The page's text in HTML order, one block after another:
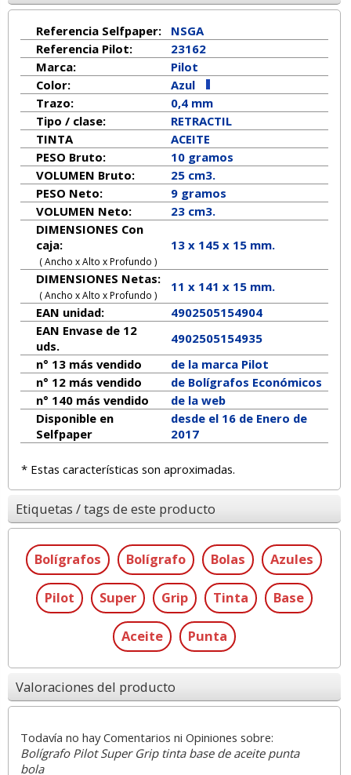
Referencia Selfpaper:
NSGA
Referencia Pilot:
23162
Marca:
Pilot
Color:
Azul
Trazo:
0,4 mm
Tipo / clase:
RETRACTIL
TINTA
ACEITE
PESO Bruto:
10 gramos
VOLUMEN Bruto:
25 cm3.
PESO Neto:
9gramos
VOLUMEN Neto:
23 cm3.
DIMENSIONES Con
caja:
( Ancho x Alto x Profundo )
13 x 145 x 15 mm.
DIMENSIONES Netas:
( Ancho x Alto x Profundo )
11 x 141 x 15mm.
EAN unidad:
4902505154904
EAN Envase de 12
uds.
4902505154935
n° 13 más vendido
de la marca Pilot
n° 12 más vendido
de Bolígrafos Económicos
n° 140 más vendido
de la web
Disponible en
Selfpaper
desde el 16 de Enero de
2017
* Estas características son aproximadas.
Etiquetas / tags de este producto
Bolígrafos Bolígrafo Bolas Azules
Pilot Super Grip Tinta Base
Aceite Punta
Valoraciones del producto
Todavía no hay Comentarios ni Opiniones sobre:
Bolígrafo Pilot Super Grip tinta base de aceite punta
bola